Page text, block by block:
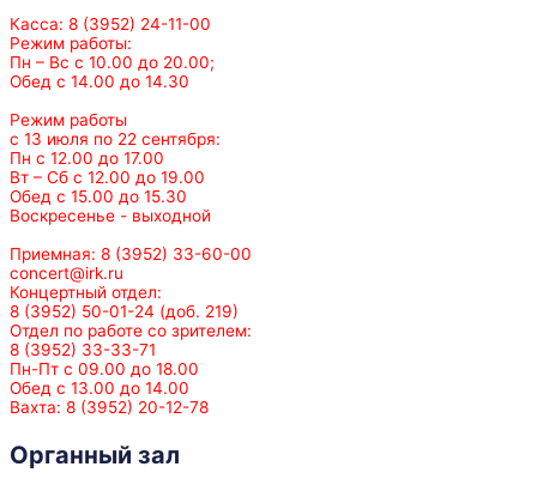
Касса: 8 (3952) 24-11-00
Режим работы:
Пн – Вс с 10.00 до 20.00;
Обед с 14.00 до 14.30
Режим работы
с 13 июля по 22 сентября:
Пн с 12.00 до 17.00
Вт – Сб с 12.00 до 19.00
Обед с 15.00 до 15.30
Воскресенье - выходной
Приемная: 8 (3952) 33-60-00
concert@irk.ru
Концертный отдел:
8 (3952) 50-01-24 (доб. 219)
Отдел по работе со зрителем:
8 (3952) 33-33-71
Пн-Пт с 09.00 до 18.00
Обед с 13.00 до 14.00
Вахта: 8 (3952) 20-12-78
Органный зал